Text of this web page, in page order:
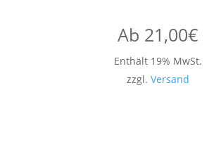
Ab 21,00€
Enthält 19% MwSt.
zzgl. Versand